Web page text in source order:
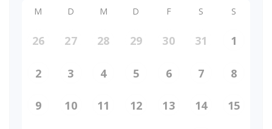
M D M D F S S
26 27 28 29 30 31 1
2 3 4 5 6 7 8
9 10 11 12 13 14 15